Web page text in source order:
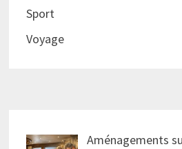
Sport
Voyage
Aménagements